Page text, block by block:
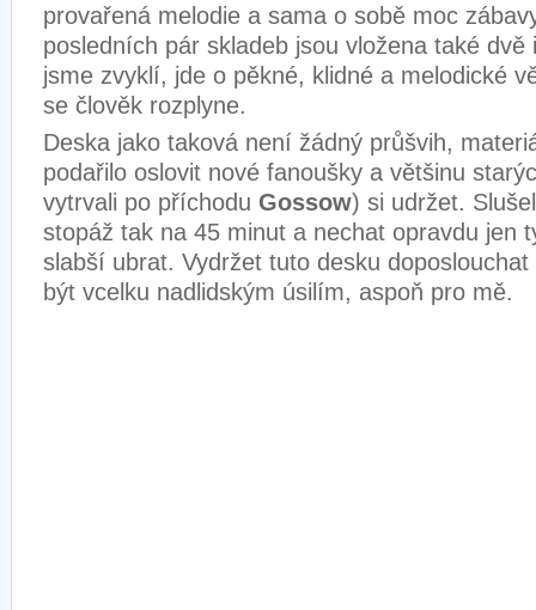
provařená melodie a sama o sobě moc
posledních pár skladeb jsou vložena také dvě
jsme zvyklí, jde o pěkné, klidné a melodické
se člověk rozplyne.
Deska jako taková není žádný průšvih,
podařilo oslovit nové fanoušky a většinu
vytrvali po příchodu Gossow) si udržet.
stopáž tak na 45 minut a nechat opravdu jen
slabší ubrat. Vydržet tuto desku
být vcelku nadlidským úsilím, aspoň pro mě.